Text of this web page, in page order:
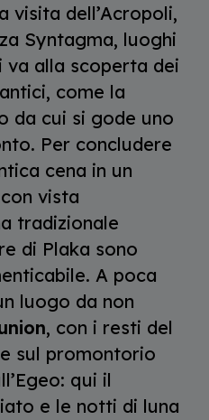
visita dell’Acropoli,
Syntagma, luoghi
va alla scoperta dei
come la
da cui si gode uno
Per concludere
cena in un
vista
tradizionale
di Plaka sono
A poca
luogo da non
, con i resti del
sul promontorio
qui il
e le notti di luna